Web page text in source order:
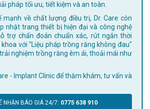
pháp tối ưu, tiết kiệm và an toàn.
nhật trang thiết bị hiện đại và công nghệ
trợ chẩn đoán chuẩn xác, rút ngắn thời
với "Liệu pháp trồng răng không đau"
nghiệm trồng răng êm ái, thoải mái như
NHẬN BÁO GIÁ 24/7: 0775 638 910